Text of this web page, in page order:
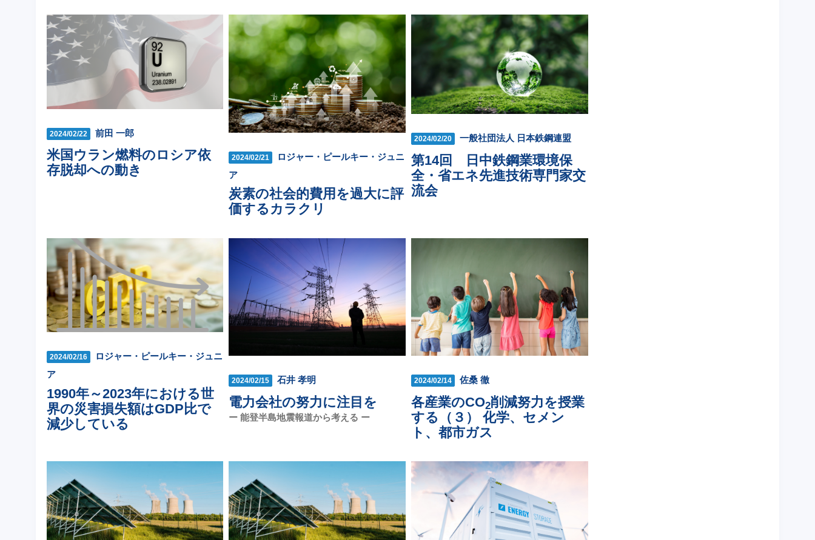
2024/02/22 前田 一郎
米国ウラン燃料のロシア依
存脱却への動き
2024/02/21
ロジャー・ピールキー・ジュニ
ア
炭素の社会的費用を過大に評
価するカラクリ
2024/02/20 一般社団法人 日本鉄鋼連盟
第14回 日中鉄鋼業環境保
全・省エネ先進技術専門家交
流会
2024/02/16
ロジャー・ピールキー・ジュニ
ア
1990年～2023年における世
界の災害損失額はGDP比で
減少している
2024/02/15 石井 孝明
電力会社の努力に注目を
ー 能登半島地震報道から考える ー
2024/02/14 佐桑 徹
各産業のCO2削減努力を授業
する（３） 化学、セメン
ト、都市ガス